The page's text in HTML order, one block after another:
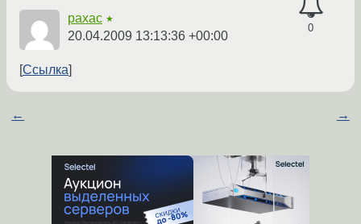
0
paxac ★
20.04.2009 13:13:36 +00:00
Ссылка
← →